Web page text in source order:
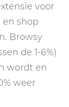
voor
en shop
Browsy
de 1-6%)
wordt en
weer